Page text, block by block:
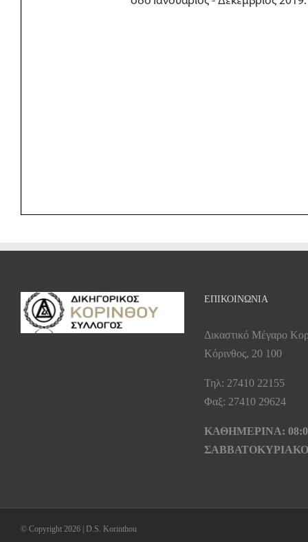
ΕΠΙΚΟΙΝΩΝΙΑ
Δικαστικό Μέγαρο
Κόρινθος, 20 100
Τηλ: 27410 22155
Φαξ: 27410 29624
ΚΑΘΗΜΕΡΙΝΑ:
© Copyright 2026 | D.S. Korinthou